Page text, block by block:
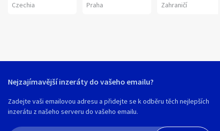
Czechia Praha Zahraničí
Nejzajímavější inzeráty do vašeho emailu?
Zadejte vaši emailovou adresu a přidejte se k odběru těch nejlepších
inzerátu z našeho serveru do vašeho emailu.